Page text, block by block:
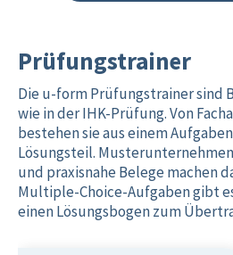
Prüfungstrainer
Die u-form Prüfungstrainer sind
wie in der IHK-Prüfung. Von
bestehen sie aus einem
Lösungsteil.
und praxisnahe Belege machen
Multiple-Choice-Aufgaben gibt
einen Lösungsbogen zum